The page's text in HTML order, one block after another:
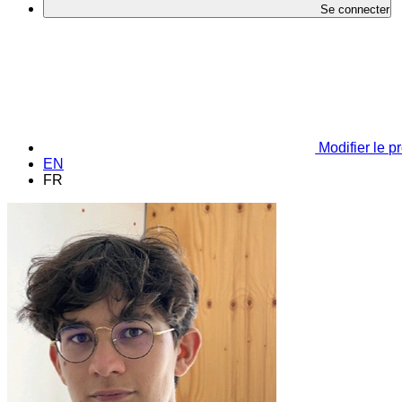
Se connecter
Modifier le
EN
FR